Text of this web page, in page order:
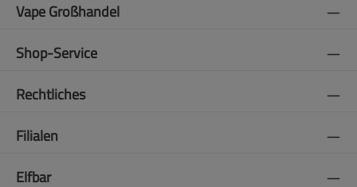
Vape Großhandel
Shop-Service
Rechtliches
Filialen
Elfbar